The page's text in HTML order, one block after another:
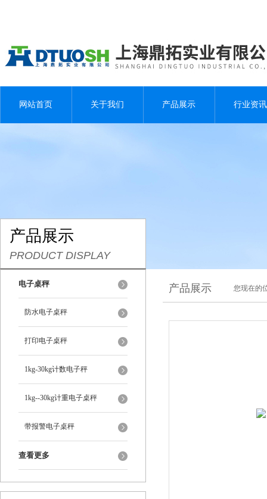
网站首页 关于我们 产品展示 行业资讯
产品展示
PRODUCT DISPLAY
电子桌秤
防水电子桌秤
打印电子桌秤
1kg-30kg计数电子秤
1kg--30kg计重电子桌秤
带报警电子桌秤
查看更多
产品展示 您现在的